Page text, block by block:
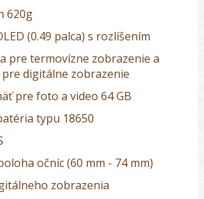
620g
(0.49 palca) s rozlíšením
pre termovízne zobrazenie a
digitálne zobrazenie
pre foto a video 64 GB
typu 18650
očníc (60 mm - 74 mm)
zobrazenia